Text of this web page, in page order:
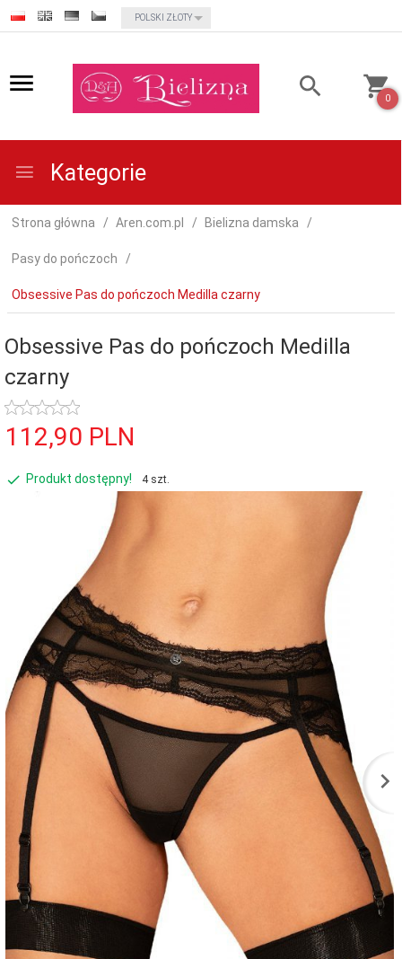
currency_h
POLSKI ZŁOTY
0
Kategorie
Strona główna Aren.com.pl Bielizna damska
Pasy do pończoch
Obsessive Pas do pończoch Medilla czarny
Obsessive Pas do pończoch Medilla
czarny
112,90 PLN
Produkt dostępny! 4 szt.